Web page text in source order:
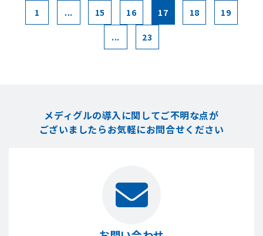
1 ... 15 16 17 18 19
... 23
メディグルの導入に関してご不明な点が
ございましたらお気軽にお問合せください